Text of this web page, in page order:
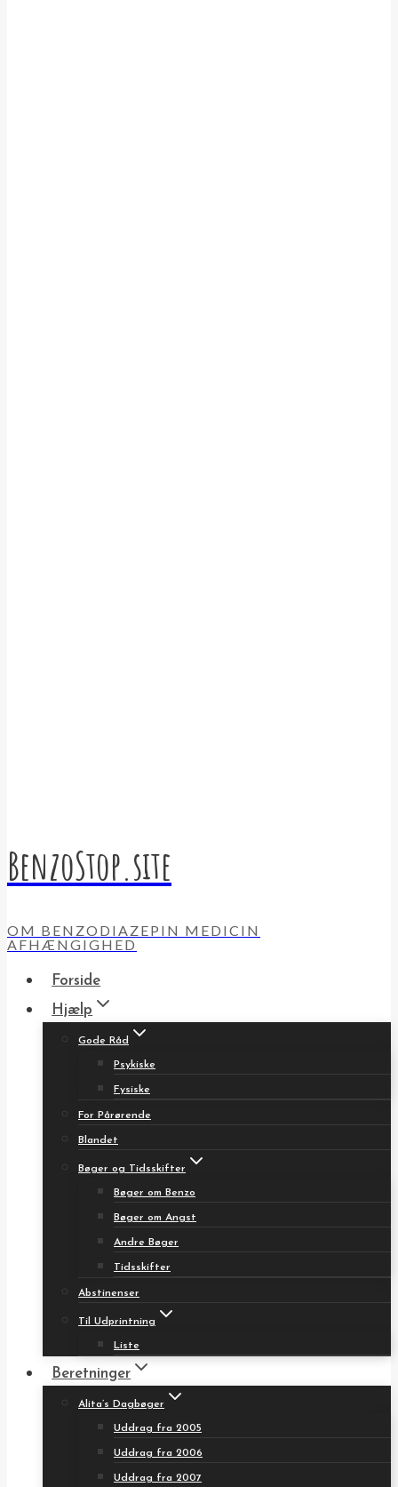
BenzoStop.site
OM BENZODIAZEPIN MEDICIN
AFHÆNGIGHED
Forside
Hjælp
Gode Råd
Psykiske
Fysiske
For Pårørende
Blandet
Bøger og Tidsskifter
Bøger om Benzo
Bøger om Angst
Andre Bøger
Tidsskifter
Abstinenser
Til Udprintning
Liste
Beretninger
Alita’s Dagbøger
Uddrag fra 2005
Uddrag fra 2006
Uddrag fra 2007